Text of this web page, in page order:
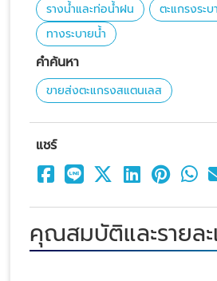
รางน้ำและท่อน้ำฝน
ตะแกรงระบ
ทางระบายน้ำ
คำค้นหา
ขายส่งตะแกรงสแตนเลส
แชร์
คุณสมบัติและรายล